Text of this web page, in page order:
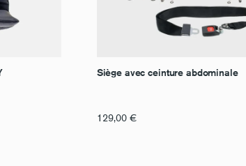
Siège avec ceinture abdominale
129,00 €